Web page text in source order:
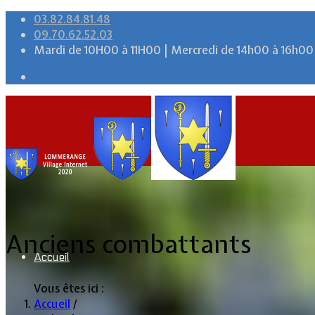
03.82.84.81.48
09.70.62.52.03
Mardi de 10H00 à 11H00 | Mercredi de 14h00 à
Accueil
Anciens combattants
Vous êtes ici :
Accueil /